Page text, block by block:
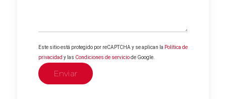
Este sitio está protegido por reCAPTCHA y se aplican la Política de
privacidad y las Condiciones de serviciode Google.